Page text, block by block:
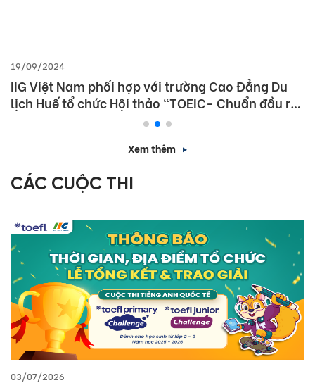
19/09/2024
IIG Việt Nam phối hợp với trường Cao Đẳng Du
lịch Huế tổ chức Hội thảo “TOEIC- Chuẩn đầu ra
tiếng Anh- Bí Quyết chinh phục nhà tuyển dụng”
Xem thêm
CÁC CUỘC THI
03/07/2026